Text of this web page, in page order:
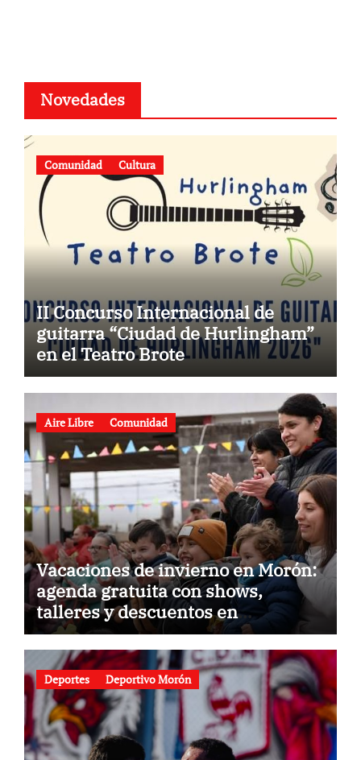
Novedades
Comunidad Cultura
II Concurso Internacional de
guitarra “Ciudad de Hurlingham”
en el Teatro Brote
Aire Libre Comunidad
Vacaciones de invierno en Morón:
agenda gratuita con shows,
talleres y descuentos en
gastronomía
Deportes Deportivo Morón